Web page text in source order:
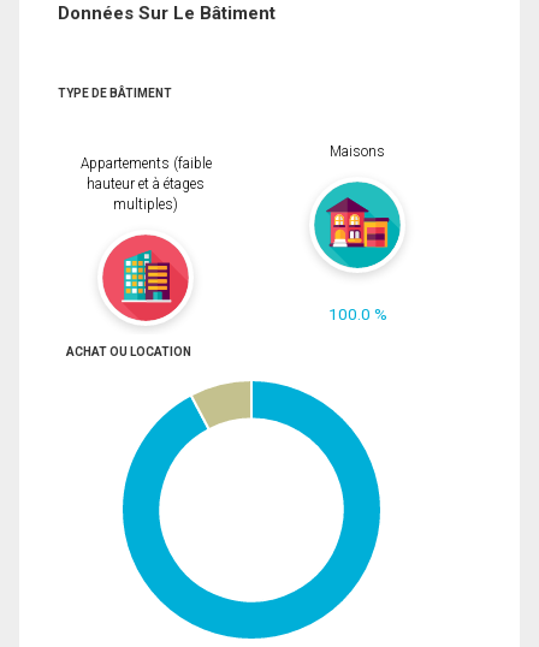
Données Sur Le Bâtiment
TYPE DE BÂTIMENT
Appartements (faible
hauteur et à étages
multiples)
Maisons
100.0 %
ACHAT OU LOCATION